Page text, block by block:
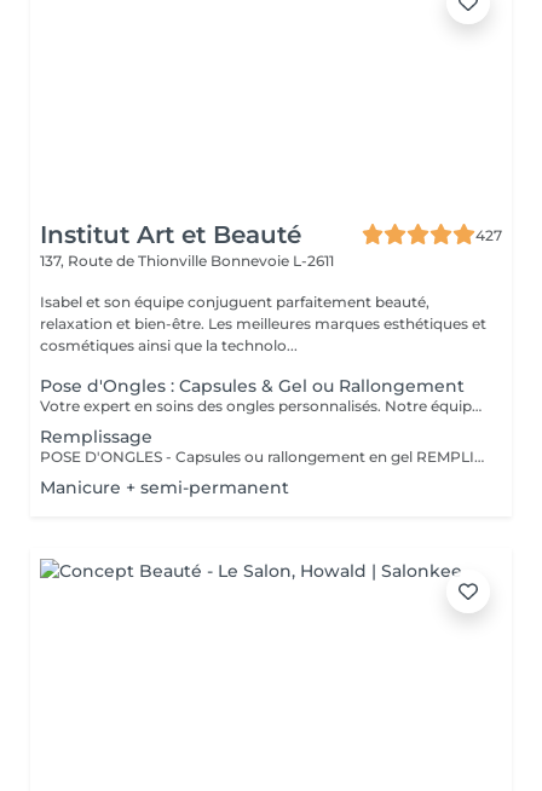
Institut Art et Beauté
427
137, Route de Thionville Bonnevoie L-2611
Isabel et son équipe conjuguent parfaitement beauté,
relaxation et bien-être. Les meilleures marques esthétiques et
cosmétiques ainsi que la technolo...
Pose d'Ongles : Capsules & Gel ou Rallongement
Votre expert en soins des ongles personnalisés. Notre équipe de prothésistes ongulaires diplômées vous offre une gamme complète de services pour des ongles magnifiques et durables. Expertise et Professionnalisme : Prothésistes qualifiées et expérimentées : o Isabel o Francesca o Fatima o Deborah o Patricia o Mirza Des produits de haute qualité, aux couleurs variées pour des résultats éclatants et durables. Garantie de beauté et santé de vos ongles. Services adaptés à vos goûts et votre personnalité Capsules pour allonger rapidement vos ongles. Rallongement en Gel : Pour un résultat naturel et durable. Remplissage toute les 3 a 4 semaines pour comble la repousse et préserve l'intégrité de la pose initiale. Manucure Soins et esthétisme pour des ongles en pleine santé et élégants. Nos Techniques Manucure Combinée : Soins complets et embellissement. Vernis Semi-Permanent : Couleur durable sans pose de gel. Chablon ou Capsules : Pose traditionnelle ou look naturel.
Remplissage
POSE D'ONGLES - Capsules ou rallongement en gel REMPLISSAGE MANUCURE Nos prothésistes ongulaire diplômée vous accueille dans notre espace d'esthétique des soins des ongles personnalisés. Nos maîtrisons des méthodes qui sauront vous permettre de garder de beaux ongles durablement avec le stylise en fonction de vos goûts et de votre personnalité : manucure combinée, pose de vernis semi-permanent, remplissage, pose complète au chablon ou capsules. Nos produits à la pointe des tendances, de haute qualité, des couleurs dotées d'une pigmentation multiples.
Manicure + semi-permanent